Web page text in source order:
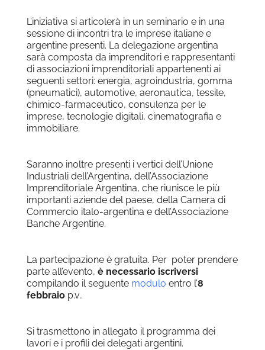
L’iniziativa si articolerà in un seminario e in una
sessione di incontri tra le imprese italiane e
argentine presenti. La delegazione argentina
sarà composta da imprenditori e rappresentanti
di associazioni imprenditoriali appartenenti ai
seguenti settori: energia, agroindustria, gomma
(pneumatici), automotive, aeronautica, tessile,
chimico-farmaceutico, consulenza per le
imprese, tecnologie digitali, cinematografia e
immobiliare.
Saranno inoltre presenti i vertici dell’Unione
Industriali dell’Argentina, dell’Associazione
Imprenditoriale Argentina, che riunisce le più
importanti aziende del paese, della Camera di
Commercio italo-argentina e dell’Associazione
Banche Argentine.
La partecipazione è gratuita. Per poter prendere
parte all’evento, è necessario iscriversi
compilando il seguente modulo entro l’8
febbraiop.v..
Si trasmettono in allegato il programma dei
lavori e i profili dei delegati argentini.